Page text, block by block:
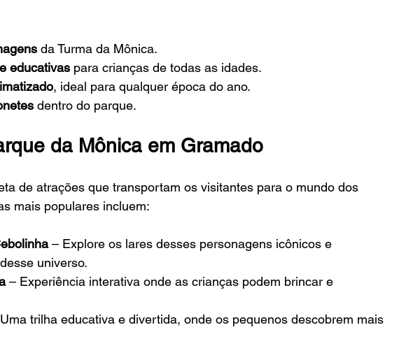
da Turma da Mônica.
educativas para crianças de todas as idades.
, ideal para qualquer época do ano.
dentro do parque.
da Mônica em Gramado
de atrações que transportam os visitantes para o mundo dos
mais populares incluem:
– Explore os lares desses personagens icônicos e
universo.
– Experiência interativa onde as crianças podem brincar e
trilha educativa e divertida, onde os pequenos descobrem mais